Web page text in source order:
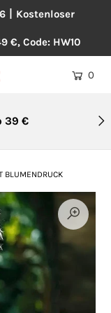
Kostenloser
€, Code: HW10
0
39 €
BLUMENDRUCK